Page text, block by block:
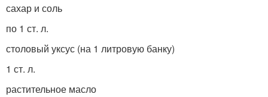
сахар и соль
по 1 ст. л.
столовый уксус (на 1 литровую банку)
1 ст. л.
растительное масло